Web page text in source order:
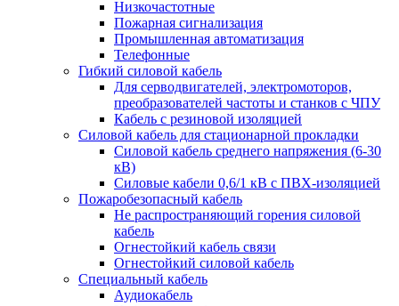
Низкочастотные
Пожарная сигнализация
Промышленная автоматизация
Телефонные
Гибкий силовой кабель
Для серводвигателей, электромоторов,
преобразователей частоты и станков с ЧПУ
Кабель с резиновой изоляцией
Силовой кабель для стационарной прокладки
Силовой кабель среднего напряжения (6-30
кВ)
Силовые кабели 0,6/1 кВ с ПВХ-изоляцией
Пожаробезопасный кабель
Не распространяющий горения силовой
кабель
Огнестойкий кабель связи
Огнестойкий силовой кабель
Специальный кабель
Аудиокабель